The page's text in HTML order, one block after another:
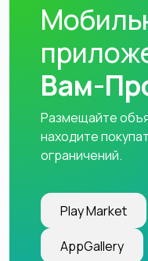
Вам-
Размещайте
находите
ограничений.
Play Market
AppGallery